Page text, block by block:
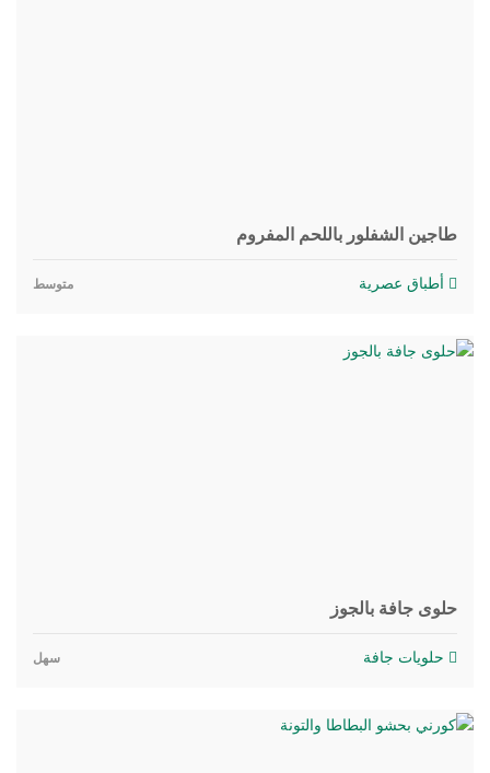
طاجين الشفلور باللحم المفروم
أطباق عصرية متوسط
حلوى جافة بالجوز
حلويات جافة سهل